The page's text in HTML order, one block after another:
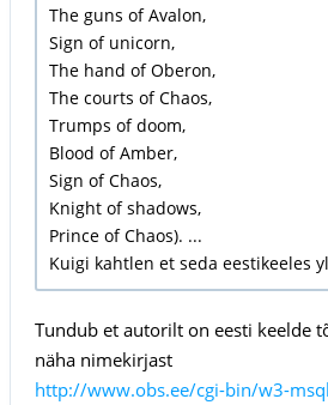
The guns of Avalon,
Sign of unicorn,
The hand of Oberon,
The courts of Chaos,
Trumps of doom,
Blood of Amber,
Sign of Chaos,
Knight of shadows,
Prince of Chaos). ...
Kuigi kahtlen et seda eestikeeles
Tundub et autorilt on eesti keelde
näha nimekirjast
http://www.obs.ee/cgi-bin/w3-